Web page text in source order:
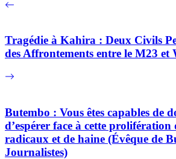
Tragédie à Kahira : Deux Civils
des Affrontements entre le M23 et
Butembo : Vous êtes capables de
d’espérer face à cette prolifération
radicaux et de haine (Évêque de
Journalistes)